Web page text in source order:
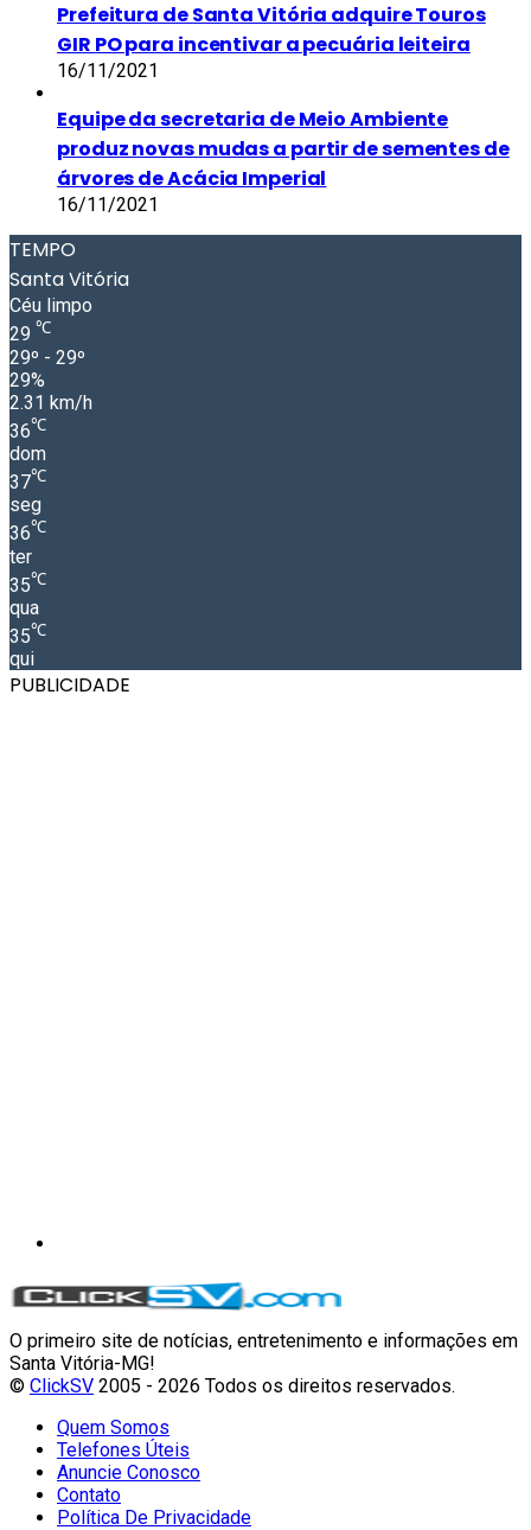
Prefeitura de Santa Vitória adquire Touros
GIR PO para incentivar a pecuária leiteira
16/11/2021
Equipe da secretaria de Meio Ambiente
produz novas mudas a partir de sementes de
árvores de Acácia Imperial
16/11/2021
TEMPO
Santa Vitória
Céu limpo
29 ℃
29º - 29º
29%
2.31 km/h
36℃
dom
37℃
seg
36℃
ter
35℃
qua
35℃
qui
PUBLICIDADE
O primeiro site de notícias, entretenimento e informações em
Santa Vitória-MG!
© ClickSV 2005 - 2026 Todos os direitos reservados.
Quem Somos
Telefones Úteis
Anuncie Conosco
Contato
Política De Privacidade